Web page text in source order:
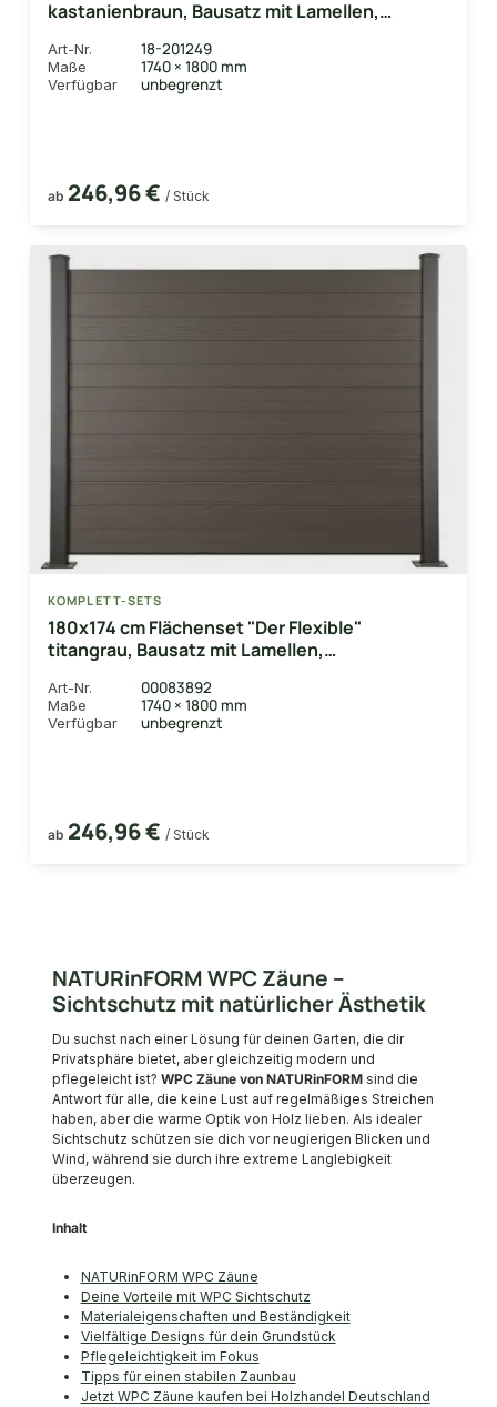
kastanienbraun, Bausatz mit Lamellen,
Art-Nr. 18-201249
Maße 1740 × 1800 mm
Verfügbar unbegrenzt
ab 246,96 € / Stück
KOMPLETT-SETS
180x174 cm Flächenset "Der Flexible"
titangrau, Bausatz mit Lamellen,
Art-Nr. 00083892
Maße 1740 × 1800 mm
Verfügbar unbegrenzt
ab 246,96 € / Stück
NATURinFORM WPC Zäune –
Sichtschutz mit natürlicher Ästhetik
Du suchst nach einer Lösung für deinen Garten, die dir
Privatsphäre bietet, aber gleichzeitig modern und
pflegeleicht ist? WPC Zäune von NATURinFORM sind die
Antwort für alle, die keine Lust auf regelmäßiges Streichen
haben, aber die warme Optik von Holz lieben. Als idealer
Sichtschutz schützen sie dich vor neugierigen Blicken und
Wind, während sie durch ihre extreme Langlebigkeit
überzeugen.
Inhalt
NATURinFORM WPC Zäune
Deine Vorteile mit WPC Sichtschutz
Materialeigenschaften und Beständigkeit
Vielfältige Designs für dein Grundstück
Pflegeleichtigkeit im Fokus
Tipps für einen stabilen Zaunbau
Jetzt WPC Zäune kaufen bei Holzhandel Deutschland